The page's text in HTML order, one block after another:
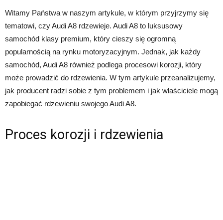
Witamy Państwa w naszym artykule, w którym przyjrzymy się
tematowi, czy Audi A8 rdzewieje. Audi A8 to luksusowy
samochód klasy premium, który cieszy się ogromną
popularnością na rynku motoryzacyjnym. Jednak, jak każdy
samochód, Audi A8 również podlega procesowi korozji, który
może prowadzić do rdzewienia. W tym artykule przeanalizujemy,
jak producent radzi sobie z tym problemem i jak właściciele mogą
zapobiegać rdzewieniu swojego Audi A8.
Proces korozji i rdzewienia